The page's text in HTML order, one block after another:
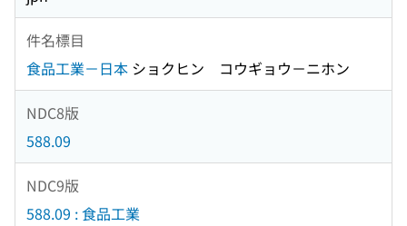
件名標目
食品工業－日本 ショクヒン コウギョウ－ニホン
NDC8版
588.09
NDC9版
588.09 : 食品工業